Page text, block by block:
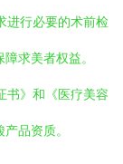
进行必要的术前检
求美者权益。
书》和《医疗美容
品资质。